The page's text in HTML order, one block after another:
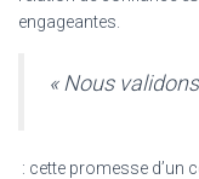
engageantes.
« Nous
: cette promesse d’un